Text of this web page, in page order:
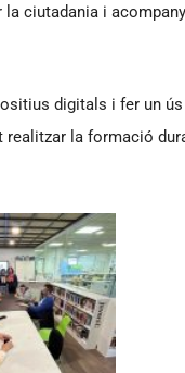
ciutadania i
digitals i fer un
realitzar la formació